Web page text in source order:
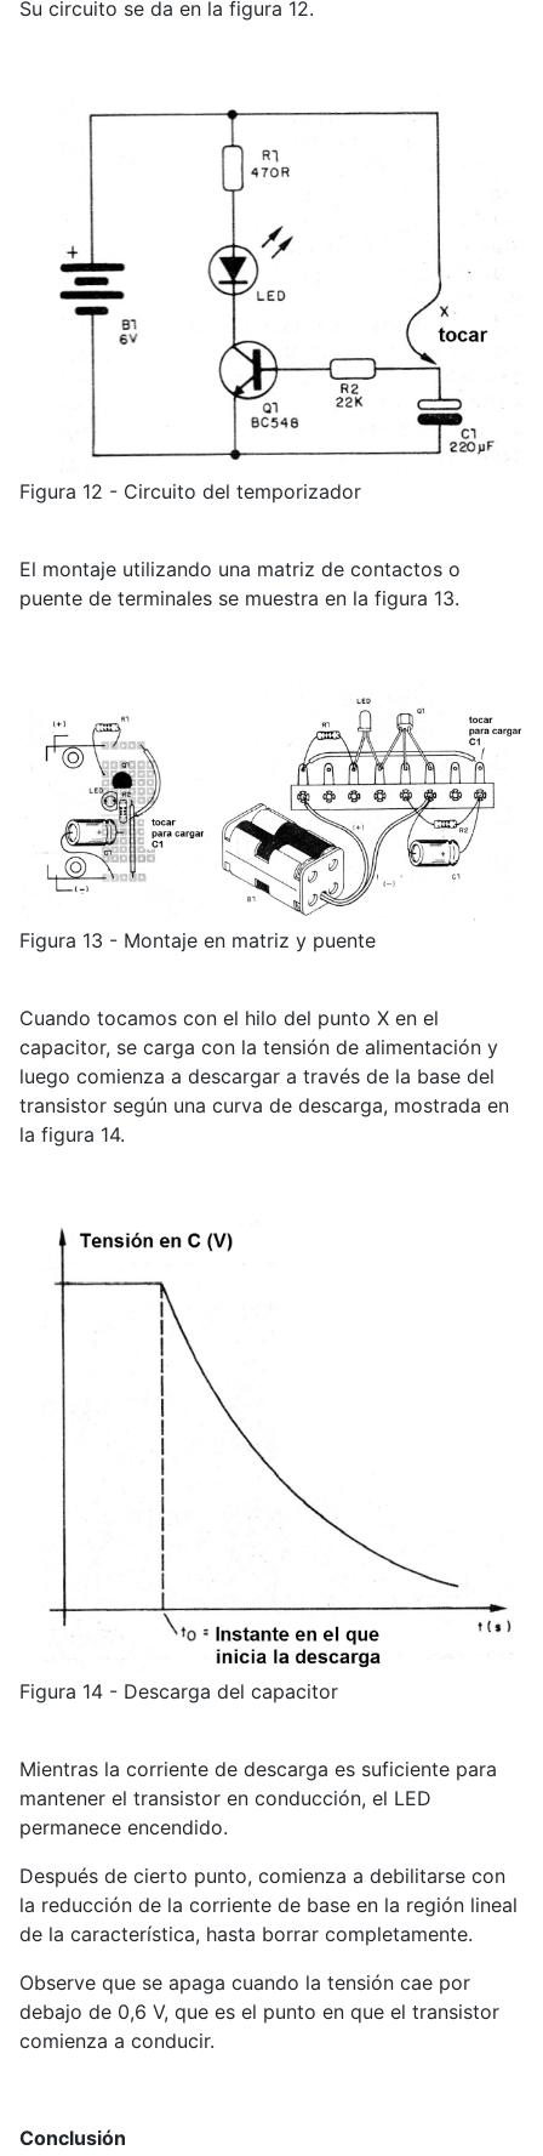
Su circuito se da en la figura 12.
Figura 12 - Circuito del temporizador
El montaje utilizando una matriz de contactos o
puente de terminales se muestra en la figura 13.
Figura 13 - Montaje en matriz y puente
Cuando tocamos con el hilo del punto X en el
capacitor, se carga con la tensión de alimentación y
luego comienza a descargar a través de la base del
transistor según una curva de descarga, mostrada en
la figura 14.
Figura 14 - Descarga del capacitor
Mientras la corriente de descarga es suficiente para
mantener el transistor en conducción, el LED
permanece encendido.
Después de cierto punto, comienza a debilitarse con
la reducción de la corriente de base en la región lineal
de la característica, hasta borrar completamente.
Observe que se apaga cuando la tensión cae por
debajo de 0,6 V, que es el punto en que el transistor
comienza a conducir.
Conclusión